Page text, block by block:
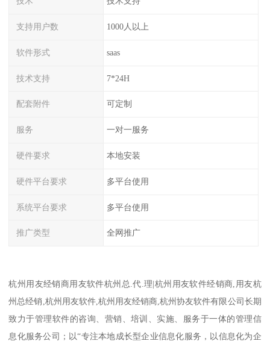
支持用户数 1000人以上
软件形式 saas
技术支持 7*24H
配套附件 可定制
服务 一对一服务
硬件要求 本地安装
硬件平台要求 多平台使用
系统平台要求 多平台使用
推广类型 全网推广
杭州用友经销商用友软件杭州总.代.理|杭州用友软件经销商,用友杭
州总经销,杭州用友软件,杭州用友经销商,杭州协友软件有限公司长期
致力于管理软件的咨询、营销、培训、实施、服务于一体的管理信
息化服务公司；以“专注本地成长型企业信息化服务，以信息化为企